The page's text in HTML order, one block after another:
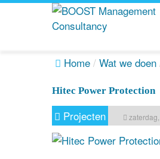
Home / Wat we doen
Hitec Power Protection
Projecten